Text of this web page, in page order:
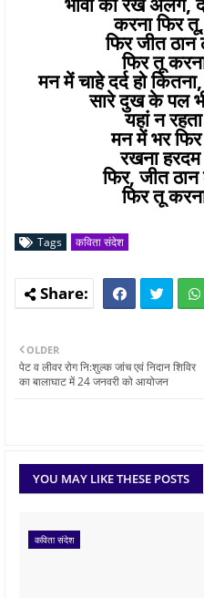
करना फिर
फिर जीत
फिर तू
मन में चाहे दर्द हो
सारे दुख के पल
यहां न
मन में भर
रखना हरदम
फिर, जीत
फिर तू
Tags कविता संदेश
OLDER
पेट व लीवर रोग नि:शुल्क जांच एवं निदान शिविर
का बालाघाट में 24 जनवरी को आयोजन
YOU MAY LIKE THESE POSTS
कविता संदेश